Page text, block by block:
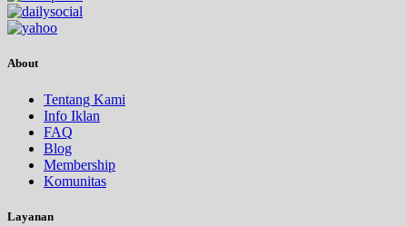
About
Tentang Kami
Info Iklan
FAQ
Blog
Membership
Komunitas
Layanan